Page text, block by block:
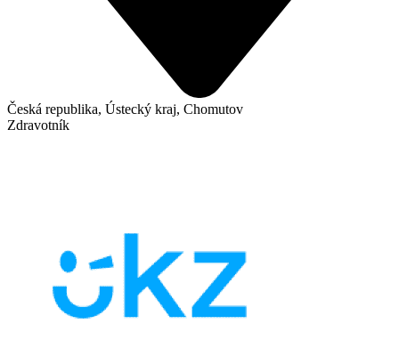
Česká republika, Ústecký kraj, Chomutov
Zdravotník